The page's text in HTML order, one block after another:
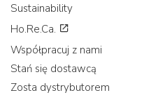
Sustainability
Ho.Re.Ca.
Współpracuj z nami
Stań się dostawcą
Zosta dystrybutorem